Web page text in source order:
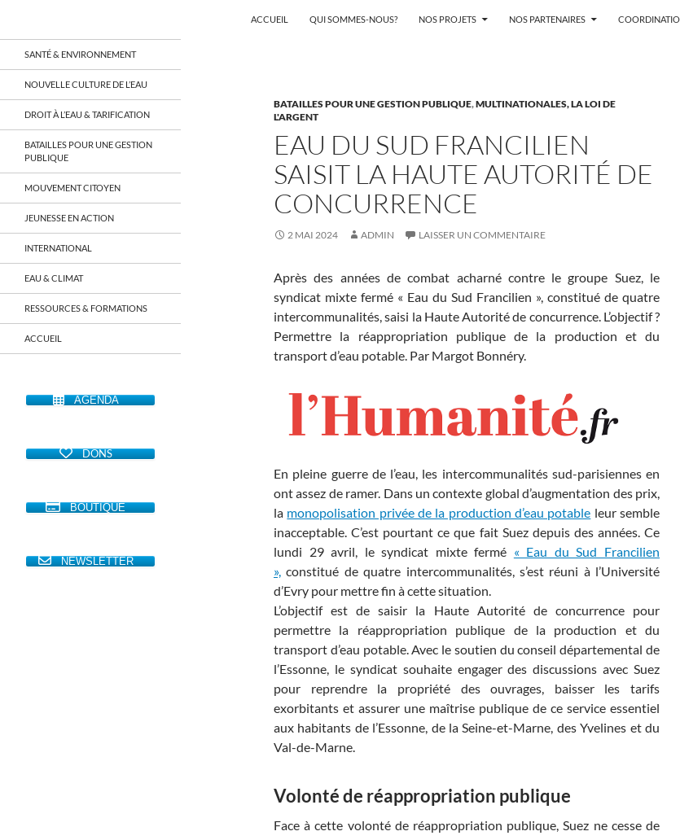
Aller
au
contenu
ACCUEIL QUI SOMMES-NOUS? NOS PROJETS NOS PARTENAIRES
BATAILLES POUR UNE GESTION PUBLIQUE,MULTINATIONALES, LA LOI DE
L'ARGENT
EAU DU SUD FRANCILIEN
SAISIT LA HAUTE AUTORITÉ DE
CONCURRENCE
2 MAI 2024 ADMIN LAISSER UN COMMENTAIRE
Après des années de combat acharné contre le groupe Suez, le
syndicat mixte fermé « Eau du Sud Francilien », constitué de quatre
intercommunalités, saisi la Haute Autorité de concurrence. L’objectif ?
Permettre la réappropriation publique de la production et du
transport d’eau potable. Par Margot Bonnéry.
En pleine guerre de l’eau, les intercommunalités sud-parisiennes en
ont assez de ramer. Dans un contexte global d’augmentation des prix,
la monopolisation privée de la production d’eau potable leur semble
inacceptable. C’est pourtant ce que fait Suez depuis des années. Ce
lundi 29 avril, le syndicat mixte fermé « Eau du Sud Francilien
», constitué de quatre intercommunalités, s’est réuni à l’Université
d’Evry pour mettre fin à cette situation.
L’objectif est de saisir la Haute Autorité de concurrence pour
permettre la réappropriation publique de la production et du
transport d’eau potable. Avec le soutien du conseil départemental de
l’Essonne, le syndicat souhaite engager des discussions avec Suez
pour reprendre la propriété des ouvrages, baisser les tarifs
exorbitants et assurer une maîtrise publique de ce service essentiel
aux habitants de l’Essonne, de la Seine-et-Marne, des Yvelines et du
Val-de-Marne.
Volonté de réappropriation publique
Face à cette volonté de réappropriation publique, Suez ne cesse de
un réseau qui réunit citoyens et
associations autour de la ressource
territoire français, sur tous les
économique, juridique, de la santé,
culturel…
SANTÉ & ENVIRONNEMENT
NOUVELLE CULTURE DE L’EAU
DROIT À L’EAU & TARIFICATION
BATAILLES POUR UNE GESTION
PUBLIQUE
MOUVEMENT CITOYEN
JEUNESSE EN ACTION
INTERNATIONAL
EAU & CLIMAT
RESSOURCES & FORMATIONS
ACCUEIL
AGENDA
DONS
BOUTIQUE
NEWSLETTER